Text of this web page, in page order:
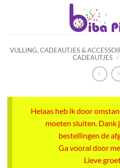
VULLING, CADEAUTJES &
CADEAUTJES /
Helaas heb ik door
moeten sluiten. Dank
bestellingen de
Ga vooral door
Lieve